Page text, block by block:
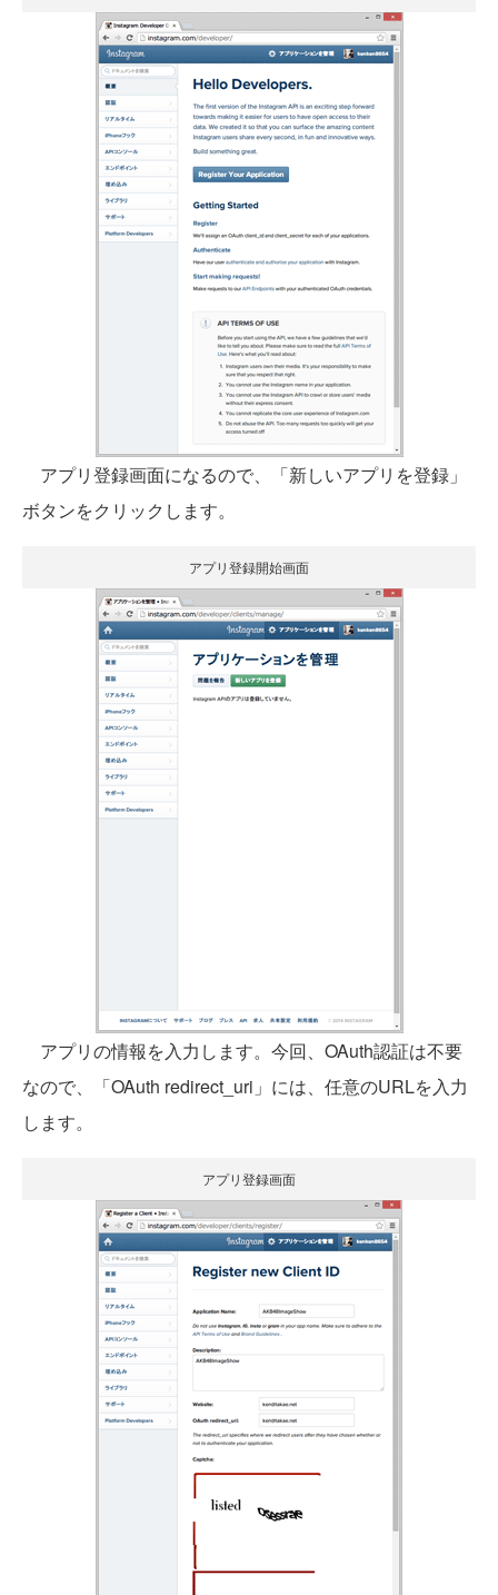
アプリ登録画面になるので、「新しいアプリを登録」
ボタンをクリックします。
アプリ登録開始画面
アプリの情報を入力します。今回、OAuth認証は不要
なので、「OAuth redirect_uri」には、任意のURLを入力
します。
アプリ登録画面